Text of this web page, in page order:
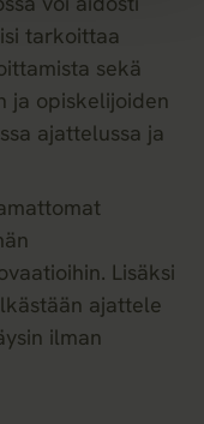
tarkoittaa
sekä
ja opiskelijoiden
ajattelussa ja
Lisäksi
ajattele
ilman